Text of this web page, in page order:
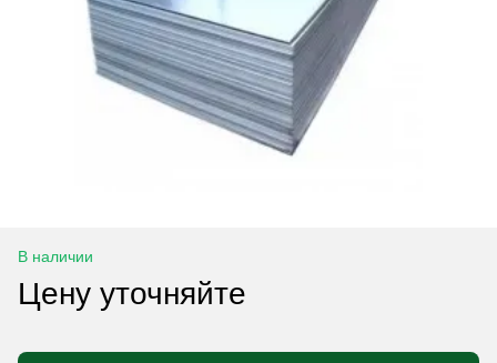
В наличии
Цену уточняйте